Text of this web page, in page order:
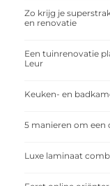
Zo krijg je
en renovatie
Een tuinrenovatie
Leur
Keuken- en
5 manieren om een
Luxe laminaat